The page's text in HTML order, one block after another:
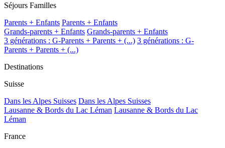
Séjours Familles
Parents + Enfants Parents + Enfants
Grands-parents + Enfants Grands-parents + Enfants
3 générations : G-Parents + Parents + (...) 3 générations : G-
Parents + Parents + (...)
Destinations
Suisse
Dans les Alpes Suisses Dans les Alpes Suisses
Lausanne & Bords du Lac Léman Lausanne & Bords du Lac
Léman
France